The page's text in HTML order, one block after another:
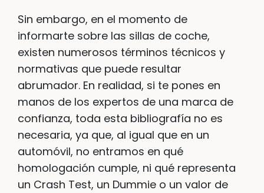
Sin embargo, en el momento de
informarte sobre las sillas de coche,
existen numerosos términos técnicos y
normativas que puede resultar
abrumador. En realidad, si te pones en
manos de los expertos de una marca de
confianza, toda esta bibliografía no es
necesaria, ya que, al igual que en un
automóvil, no entramos en qué
homologación cumple, ni qué representa
un Crash Test, un Dummie o un valor de